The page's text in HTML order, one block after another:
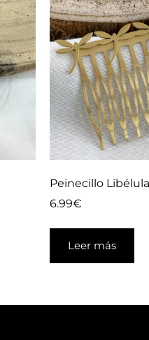
Peinecillo
6.99€
Leer más